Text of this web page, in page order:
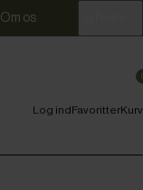
Om os
Log indFavoritterKurv